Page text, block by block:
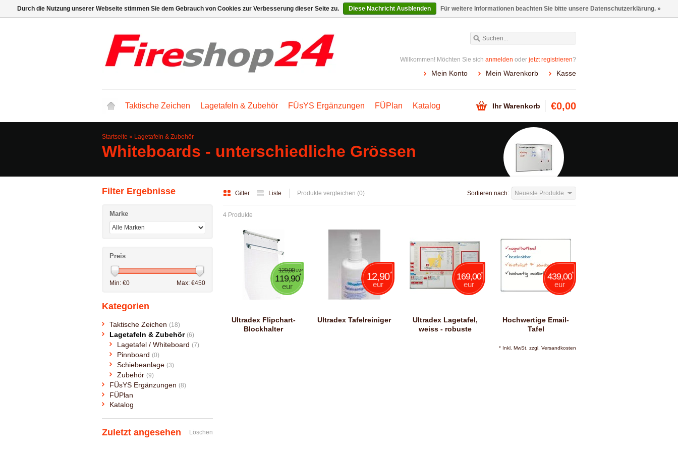
Willkommen! Möchten Sie sich anmelden oder jetzt registrieren?
Mein Konto Mein Warenkorb Kasse
Taktische Zeichen Lagetafeln & Zubehör FÜsYS Ergänzungen FÜPlan Katalog Ihr Warenkorb €0,00
Startseite » Lagetafeln & Zubehör
Whiteboards - unterschiedliche Grössen
Gitter Liste Produkte vergleichen (0) Sortieren nach: Neueste Produkte
4 Produkte
129,00 UVP
119,90*
eur
Ultradex Flipchart-
Blockhalter
12,90*
eur
Ultradex Tafelreiniger
169,00*
eur
Ultradex Lagetafel,
weiss - robuste
439,00*
eur
Hochwertige Email-
Tafel
* Inkl. MwSt. zzgl. Versandkosten
Filter Ergebnisse
Marke
Preis
Min: €0 Max: €450
Kategorien
Taktische Zeichen (18)
Lagetafeln & Zubehör (6)
Lagetafel / Whiteboard (7)
Pinnboard (0)
Schiebeanlage (3)
Zubehör (9)
FÜsYS Ergänzungen (8)
FÜPlan
Katalog
Zuletzt angesehen Löschen
Durch die Nutzung unserer Webseite stimmen Sie dem Gebrauch von Cookies zur Verbesserung dieser Seite zu. Diese Nachricht Ausblenden Für weitere Informationen beachten Sie bitte unsere Datenschutzerklärung. »